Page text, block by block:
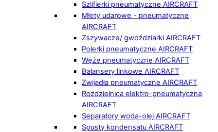
Szlifierki pneumatyczne AIRCRAFT
Młoty udarowe - pneumatyczne
AIRCRAFT
Zszywacze/ gwoździarki AIRCRAFT
Polerki pneumatyczne AIRCRAFT
Węże pneumatyczne AIRCRAFT
Balansery linkowe AIRCRAFT
Zwijadła pneumatyczne AIRCRAFT
Rozdzielnica elektro-pneumatyczna
AIRCRAFT
Separatory woda-olej AIRCRAFT
Spusty kondensatu AIRCRAFT